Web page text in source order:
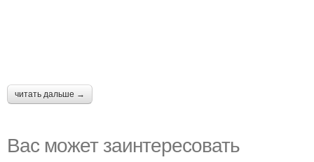
читать дальше →
Вас может заинтересовать